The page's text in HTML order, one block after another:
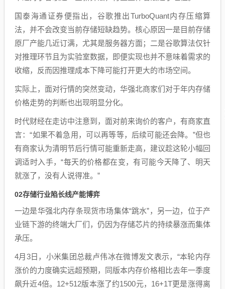
国泰海通证券便指出，谷歌推出TurboQuant内存压缩算
法，并不会改变当前存储短缺趋势。核心原因一是目前存储
原厂产能几近订满，尤其是服务器方面；二是谷歌算法仅针
对推理环节且为实验室数据，即便实现也并不意味着需求的
收缩，反而因推理成本下降可能打开更大的市场空间。
实际上，面对行情的突然变动，华强北商家们对于年内存储
价格走势的判断也出现明显分化。
时代财经在走访中注意到，面对前来询价的客户，有商家直
言：“如果不着急用，可以再等等，后续可能还会降。”但也
有商家认为清明节后行情可能重新走高，建议趁这轮小幅回
调适时入手，“每天的价格都在变，有可能今天降了、明天
就涨了，没有人说得准。”
02存储行业陷长线产能博弈
一边是华强北内存条现货市场集体“跳水”，另一边，位于产
业链下游的终端大厂们，仍因为存储芯片的持续暴涨而集体
承压。
4月3日，小米集团总裁卢伟冰在微博发文表示，“本轮内存
涨价的力度确实远超预期，同版本内存价格相比去年一季度
飙升近4倍。12+512版本涨了约1500元，16+1T更是涨得离